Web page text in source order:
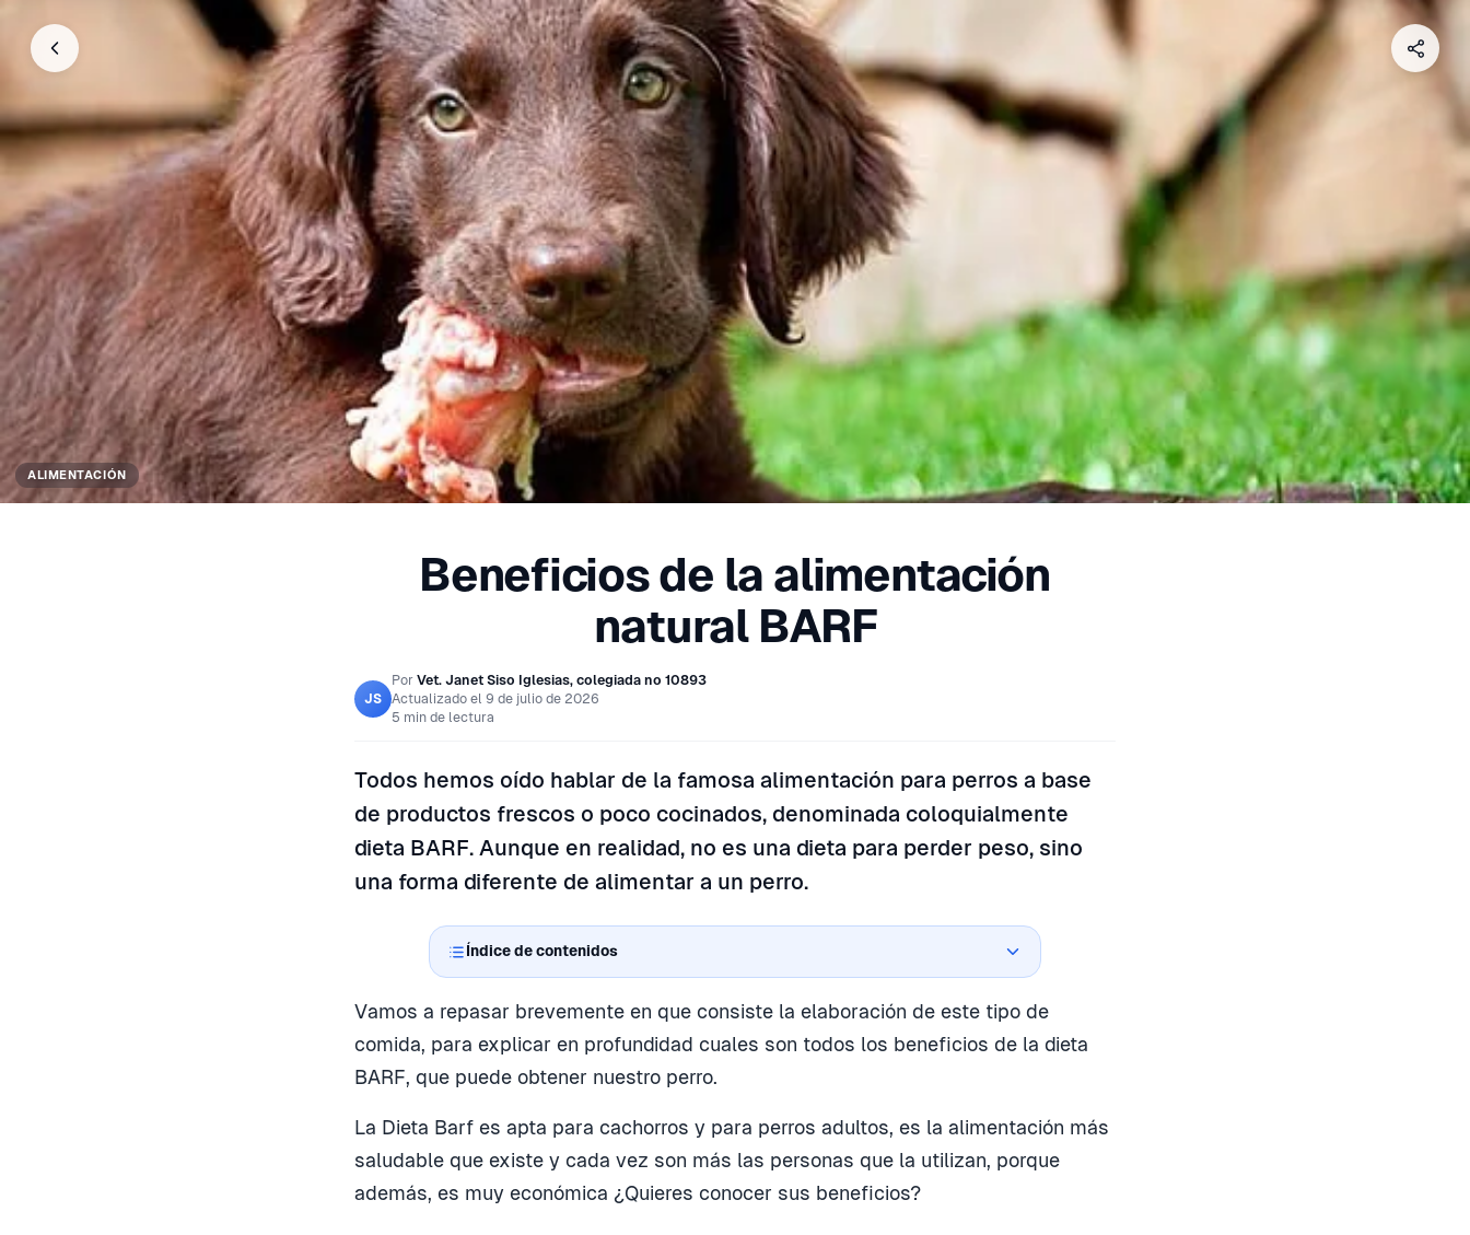
ALIMENTACIÓN
Beneficios de la alimentación
natural BARF
JS
Por Vet. Janet Siso Iglesias, colegiada nº 10893
Actualizado el 9 de julio de 2026
5 min de lectura
Todos hemos oído hablar de la famosa alimentación para perros a base
de productos frescos o poco cocinados, denominada coloquialmente
dieta BARF. Aunque en realidad, no es una dieta para perder peso, sino
una forma diferente de alimentar a un perro.
Índice de contenidos
Vamos a repasar brevemente en que consiste la elaboración de este tipo de
comida, para explicar en profundidad cuales son todos los beneficios de la dieta
BARF, que puede obtener nuestro perro.
La Dieta Barf es apta para cachorros y para perros adultos, es la alimentación más
saludable que existe y cada vez son más las personas que la utilizan, porque
además, es muy económica ¿Quieres conocer sus beneficios?